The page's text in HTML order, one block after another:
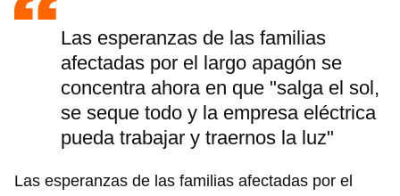
Las esperanzas de las familias
afectadas por el largo apagón se
concentra ahora en que "salga el sol,
se seque todo y la empresa eléctrica
pueda trabajar y traernos la luz"
Las esperanzas de las familias afectadas por el